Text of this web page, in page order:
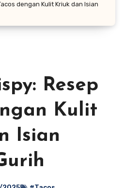
dengan Kulit Kriuk dan Isian
Resep
Kulit
Isian